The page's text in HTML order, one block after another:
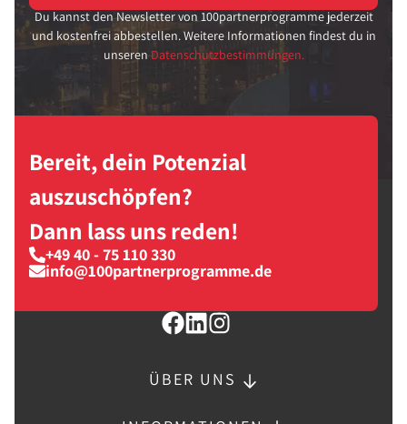
Du kannst den Newsletter von 100partnerprogramme jederzeit
und kostenfrei abbestellen. Weitere Informationen findest du in
unseren Datenschutzbestimmungen.
Bereit, dein Potenzial
auszuschöpfen?
Dann lass uns reden!
+49 40 - 75 110 330
info@100partnerprogramme.de
ÜBER UNS